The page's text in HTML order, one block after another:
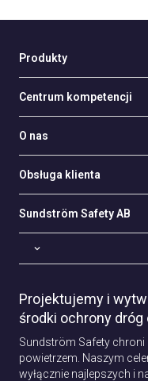
Produkty
Centrum kompetencji
O nas
Obsługa klienta
Sundström Safety AB
Projektujemy i
środki ochrony
Sundström Safety
powietrzem. Naszym
wyłącznie najlepszych i